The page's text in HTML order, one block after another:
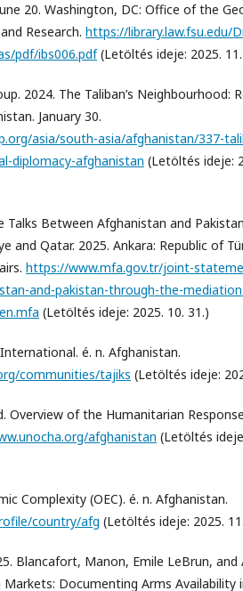
20. Washington, DC: Office of the
Research. https://library.law.fsu.edu/
pdf/ibs006.pdf(Letöltés ideje: 2025.
2024. The Taliban’s Neighbourhood:
January 30.
asia/south-asia/afghanistan/337-
diplomacy-afghanistan (Letöltés ideje:
Between Afghanistan and
and Qatar. 2025. Ankara: Republic of
https://www.mfa.gov.tr/joint-
and-pakistan-through-the-
(Letöltés ideje: 2025. 10. 31.)
é. n. Afghanistan.
communities/tajiks (Letöltés ideje:
Overview of the Humanitarian
afghanistan (Letöltés
Complexity (OEC). é. n. Afghanistan.
country/afg (Letöltés ideje: 2025.
Blancafort, Manon, Emile LeBrun, and
Markets: Documenting Arms Availability